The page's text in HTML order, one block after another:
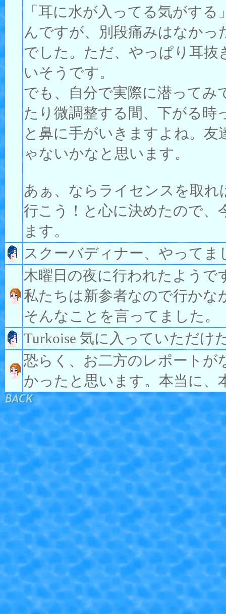
「耳に水が入ってる気がす
んですが、別段痛みはなか
でした。ただ、やっぱり耳
いそうです。
でも、自分で実際に潜って
たり微調整する間、下がる時
と鼻に手がいきますよね。
ゃないかなと思います。
あぁ、ならライセンスを取
行こう！と心に決めたので
ます。
スクーバディナー、やってま
木曜日の夜に行われたようで
私たちは新参者なので行かな
そんなことを言ってました。
Turkoise 気に入っていただけ
恐らく、お二方のレポートが
かったと思います。本当に、